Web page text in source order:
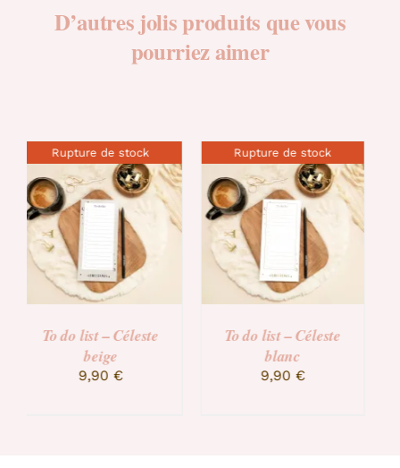
D’autres jolis produits que vous
pourriez aimer
Rupture de stock
To do list – Céleste
beige
9,90€
Rupture de stock
To do list – Céleste
blanc
9,90€